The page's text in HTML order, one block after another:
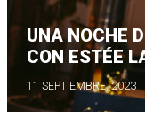
UNA NOCHE
CON ESTÉE
11 SEPTIEMBRE, 2023